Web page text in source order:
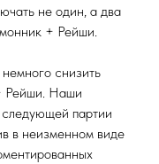
не один, а два
+ Рейши.
снизить
Рейши. Наши
партии
в неизменном виде